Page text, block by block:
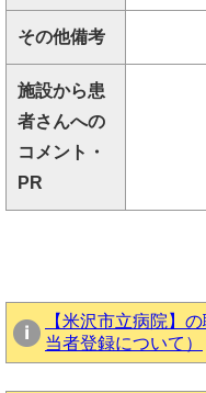
その他備考
施設から患
者さんへの
コメント・
PR
【米沢市立病院】
当者登録について）